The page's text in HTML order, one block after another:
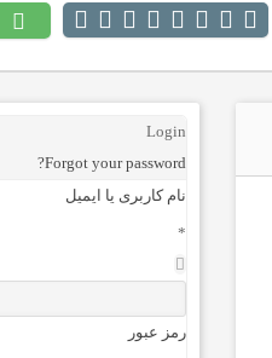
Login
Forgot your password?
نام کاربری یا ایمیل
*
رمز عبور